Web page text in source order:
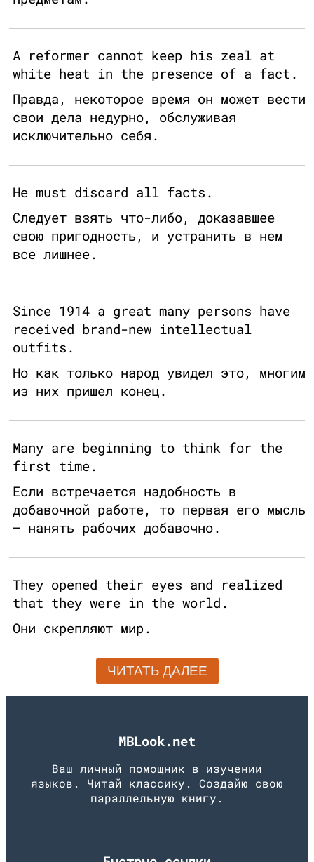
A reformer cannot keep his zeal at
white heat in the presence of a fact.
Правда, некоторое время он может вести
свои дела недурно, обслуживая
исключительно себя.
He must discard all facts.
Следует взять что-либо, доказавшее
свою пригодность, и устранить в нем
все лишнее.
Since 1914 a great many persons have
received brand-new intellectual
outfits.
Но как только народ увидел это, многим
из них пришел конец.
Many are beginning to think for the
first time.
Если встречается надобность в
добавочной работе, то первая его мысль
– нанять рабочих добавочно.
They opened their eyes and realized
that they were in the world.
Они скрепляют мир.
ЧИТАТЬ ДАЛЕЕ
MBLook.net
Ваш личный помощник в изучении
языков. Читай классику. Создайю свою
параллельную книгу.